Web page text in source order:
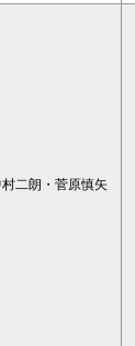
二朗・菅原慎矢